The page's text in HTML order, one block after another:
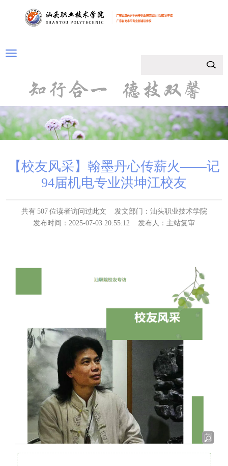
【校友风采】翰墨丹心传薪火——记
94届机电专业洪坤江校友
共有 507 位读者访问过此文
发文部门：汕头职业技术学院
发布时间：2025-07-03 20:55:12
发布人：主站复审